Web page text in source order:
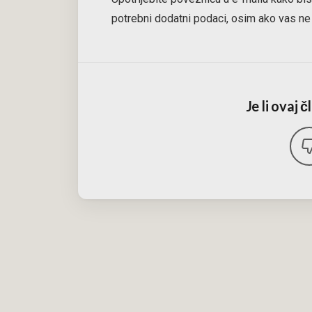
potrebni dodatni podaci, osim ako vas
Je li ovaj